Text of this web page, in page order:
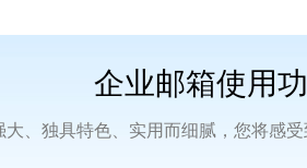
企业邮箱使用
、独具特色、实用而细腻，您将感